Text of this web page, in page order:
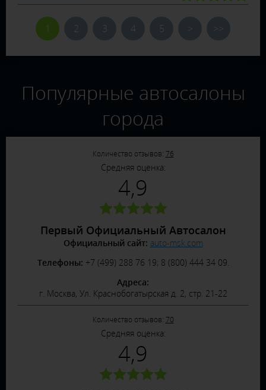
1 2 3 4 5 > >>
Популярные автосалоны
города
Количество отзывов: 76
Средняя оценка:
4,9
Первый Официальный Автосалон
Официальный сайт: auto-msk.com
Телефоны: +7 (499) 288 76 19; 8 (800) 444 34 09.
Адреса:
г. Москва, Ул. Краснобогатырская д. 2, стр. 21-22
Количество отзывов: 70
Средняя оценка:
4,9